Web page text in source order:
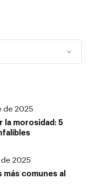
de 2025
la morosidad: 5
2025
más comunes al